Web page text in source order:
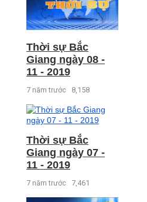
Thời sự Bắc
Giang ngày 08 -
11 - 2019
7 năm trước 8,158
Thời sự Bắc
Giang ngày 07 -
11 - 2019
7 năm trước 7,461